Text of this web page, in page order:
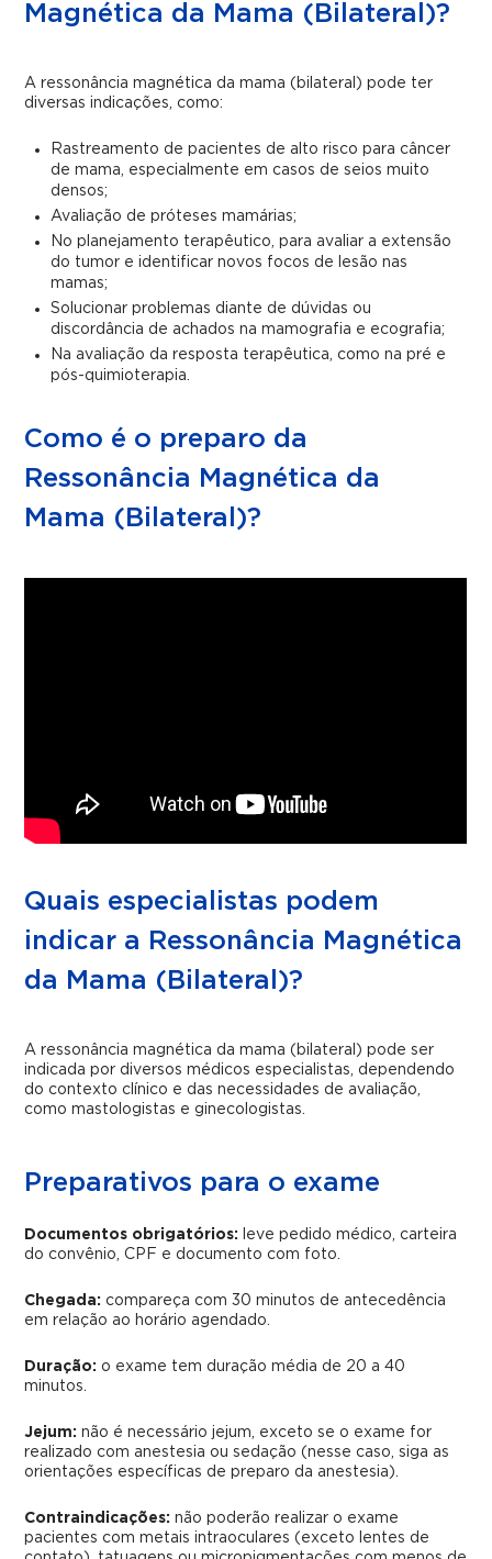
Magnética da Mama (Bilateral)?
A ressonância magnética da mama (bilateral) pode ter
diversas indicações, como:
Rastreamento de pacientes de alto risco para câncer
de mama, especialmente em casos de seios muito
densos;
Avaliação de próteses mamárias;
No planejamento terapêutico, para avaliar a extensão
do tumor e identificar novos focos de lesão nas
mamas;
Solucionar problemas diante de dúvidas ou
discordância de achados na mamografia e ecografia;
Na avaliação da resposta terapêutica, como na pré e
pós-quimioterapia.
Como é o preparo da
Ressonância Magnética da
Mama (Bilateral)?
Quais especialistas podem
indicar a Ressonância Magnética
da Mama (Bilateral)?
A ressonância magnética da mama (bilateral) pode ser
indicada por diversos médicos especialistas, dependendo
do contexto clínico e das necessidades de avaliação,
como mastologistas e ginecologistas.
Preparativos para o exame
Documentos obrigatórios:
leve pedido médico, carteira
do convênio, CPF e documento com foto.
Chegada: compareça com 30 minutos de antecedência
em relação ao horário agendado.
Duração: o exame tem duração média de 20 a 40
minutos.
Jejum: não é necessário jejum, exceto se o exame for
realizado com anestesia ou sedação (nesse caso, siga as
orientações específicas de preparo da anestesia).
Contraindicações:não poderão realizar o exame
pacientes com metais intraoculares (exceto lentes de